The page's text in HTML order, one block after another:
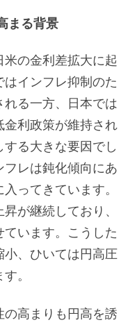
まる背景
の金利差拡大に起
はインフレ抑制のた
る一方、日本では
利政策が維持され
る大きな要因でし
レは鈍化傾向にあ
ってきています。
が継続しており、
います。こうした
、ひいては円高圧
。
の高まりも円高を誘